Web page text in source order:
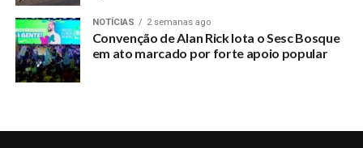
NOTÍCIAS 2 semanas ago
Convenção de Alan Rick lota o Sesc Bosque
em ato marcado por forte apoio popular